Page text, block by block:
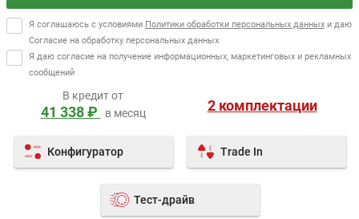
Я соглашаюсь с условиями Политики обработки персональных данных и даю
Согласие на обработку персональных данных
Я даю согласие на получение информационных, маркетинговых и рекламных
сообщений
2 комплектации
Конфигуратор Trade In
Тест-драйв
В кредит от
41 338 ₽ в месяц